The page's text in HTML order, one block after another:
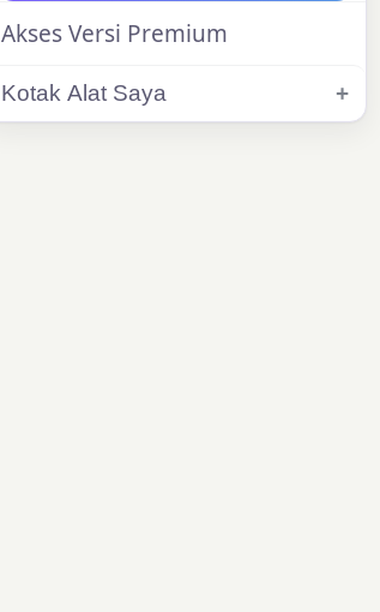
Akses Versi Premium
Kotak Alat Saya